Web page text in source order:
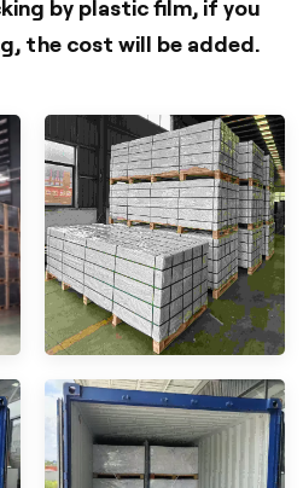
by plastic film, if you
the cost will be added.